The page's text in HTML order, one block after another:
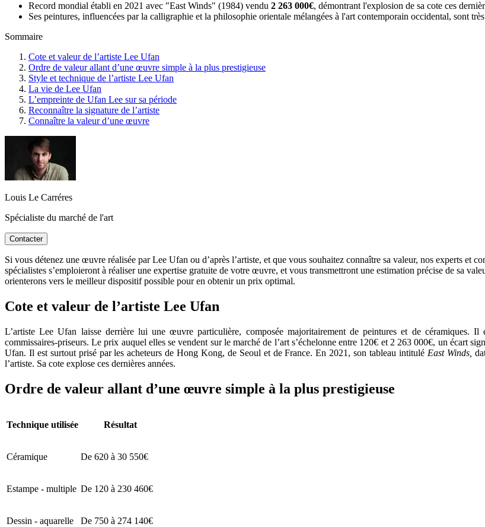
Record mondial établi en 2021 avec "East Winds" (1984) vendu 2 263 000€, démontrant l'explosion de sa cote ces
Ses peintures, influencées par la calligraphie et la philosophie orientale mélangées à l'art contemporain occidental, sont
Sommaire
Cote et valeur de l’artiste Lee Ufan
Ordre de valeur allant d’une œuvre simple à la plus prestigieuse
Style et technique de l’artiste Lee Ufan
La vie de Lee Ufan
L’empreinte de Ufan Lee sur sa période
Reconnaître la signature de l’artiste
Connaître la valeur d’une œuvre
Louis Le Carréres
Spécialiste du marché de l'art
Contacter
Si vous détenez une œuvre réalisée par Lee Ufan ou d’après l’artiste, et que vous souhaitez connaître sa valeur, nos experts et
spécialistes s’emploieront à réaliser une expertise gratuite de votre œuvre, et vous transmettront une estimation précise de sa
orienterons vers le meilleur dispositif possible pour en obtenir un prix optimal.
Cote et valeur de l’artiste Lee Ufan
L’artiste Lee Ufan laisse derrière lui une œuvre particulière, composée majoritairement de peintures et de céramiques.
commissaires-priseurs. Le prix auquel elles se vendent sur le marché de l’art s’échelonne entre 120€ et 2 263 000€, un écart
Ufan. Il est surtout prisé par les acheteurs de Hong Kong, de Seoul et de France. En 2021, son tableau intitulé East Winds,
l’artiste. Sa cote explose ces dernières années.
Ordre de valeur allant d’une œuvre simple à la plus prestigieuse
Technique utilisée Résultat
Céramique De 620 à 30 550€
Estampe - multiple De 120 à 230 460€
Dessin - aquarelle De 750 à 274 140€